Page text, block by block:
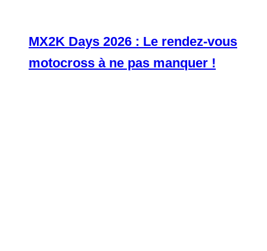
MX2K Days 2026 : Le rendez-vous
motocross à ne pas manquer !